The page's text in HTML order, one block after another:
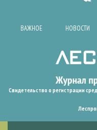
ВАЖНОЕ НОВОСТИ
Свидетельство о регистрации